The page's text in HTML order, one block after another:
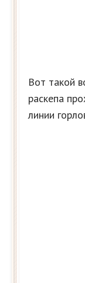
Вот такой
раскепа
линии